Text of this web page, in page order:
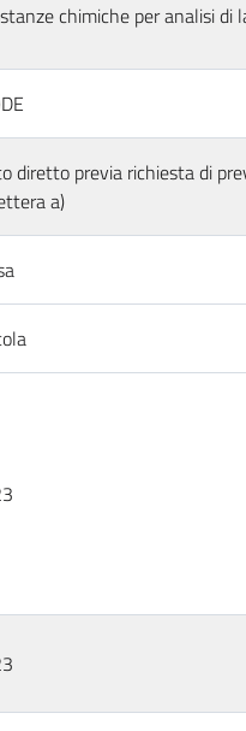
chimiche per analisi di
diretto previa richiesta di
a)